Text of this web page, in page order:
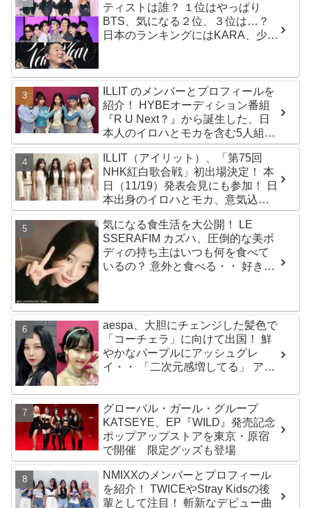
ティストは誰？ １位はやっぱり
BTS、気になる２位、３位は…？
日本のランキングにはKARA、少女
ILLIT のメンバーとプロフィールを
紹介！ HYBEオーディション番組
『R U Next？』から誕生した、日
本人のイロハとモカを含む5人組ガ
ールズグループ！ デビュー曲
「Magnetic」がいきなりの大ヒッ
ト
ILLIT（アイリット）、「第75回
NHK紅白歌合戦」初出場決定！ 本
日（11/19）発表会見にも参加！ 日
本出身のイロハとモカ、意気込み
を語る「ずっと夢見てたステー
ジ…嬉しくて光栄」
気になる食生活を大公開！ LE
SSERAFIM カズハ、圧倒的な美ボ
ディの持ち主はいつも何を食べて
いるの？ 意外と食べる・・ 好きな
aespa、大胆にチェンジした髪色で
「コーチェラ」に向けて出国！ 鮮
やかなパープルにアッシュグレ
イ・・ 「二次元感増してる」 アバ
グローバル・ガール・グループ
KATSEYE、EP『WILD』発売記念
ポップアップストアを東京・原宿
で開催 限定グッズも登場
NMIXXのメンバーとプロフィール
を紹介！ TWICEやStray Kidsの後
輩として注目！ 斬新なデビュー曲